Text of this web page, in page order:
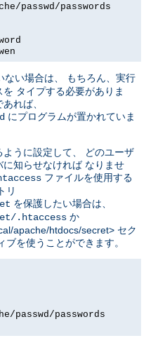
passwd/passwords
ない場合は、 もちろん、実行
タイプする必要がありま
れば、
にプログラムが置かれていま
うに設定して、 どのユーザ
知らせなければ なりませ
ファイルを使用する
リ
を保護したい場合は、
.htaccess か
apache/htdocs/secret> セク
を使うことができます。
passwd/passwords